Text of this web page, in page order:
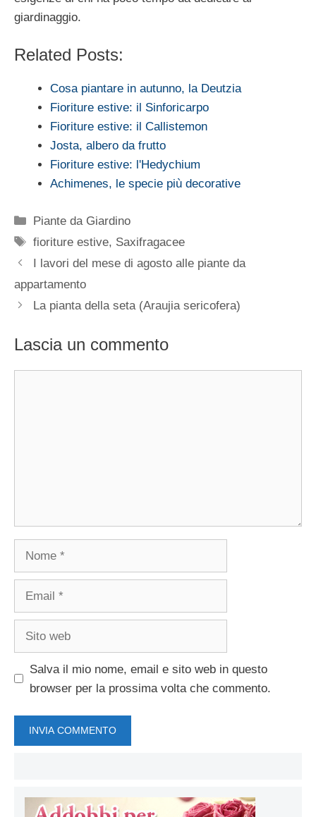
giardinaggio.
Related Posts:
Cosa piantare in autunno, la Deutzia
Fioriture estive: il Sinforicarpo
Fioriture estive: il Callistemon
Josta, albero da frutto
Fioriture estive: l'Hedychium
Achimenes, le specie più decorative
Categorie
Piante da Giardino
Tag
fioriture estive, Saxifragacee
I lavori del mese di agosto alle piante da
appartamento
La pianta della seta (Araujia sericofera)
Lascia un commento
Salva il mio nome, email e sito web in questo
browser per la prossima volta che commento.